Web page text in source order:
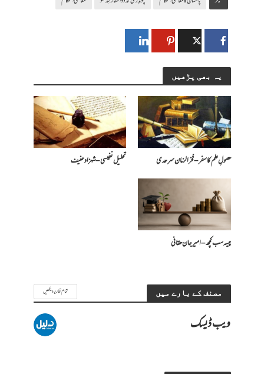
یہ بھی پڑھیں
حصولِ علم کا سفر – فخرالزمان سرحدی تحلیل نفیسی – شہزاد حنیف
پیسہ سب کچھ – امیرجان حقانی
مصنف کے بارے میں تمام تحاریر دیکھیں
ویب ڈیسک